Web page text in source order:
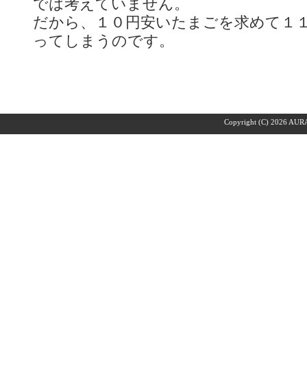
では考えていません。
だから、１０円安いたまごを求めて１
ってしまうのです。
Copyright (C) 2026